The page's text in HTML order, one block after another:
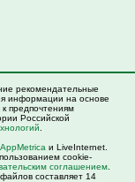
рекомендательные
информации на основе
предпочтениям
Российской
AppMetrica и LiveInternet.
cookie-
соглашением
составляет 14